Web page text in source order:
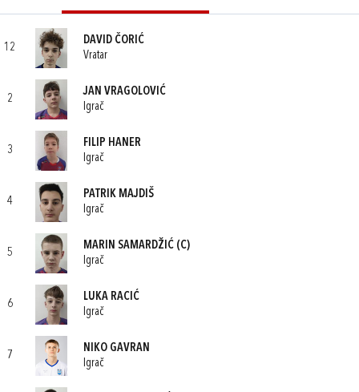
12
DAVID ČORIĆ
Vratar
2
JAN VRAGOLOVIĆ
Igrač
3
FILIP HANER
Igrač
4
PATRIK MAJDIŠ
Igrač
5
MARIN SAMARDŽIĆ (C)
Igrač
6
LUKA RACIĆ
Igrač
7
NIKO GAVRAN
Igrač